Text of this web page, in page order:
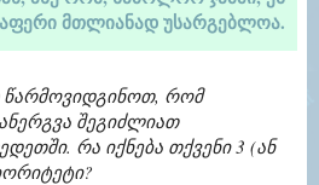
მთლიანად უსარგებლოა.
რომ
შეგიძლიათ
რა იქნება თქვენი 3 (ან